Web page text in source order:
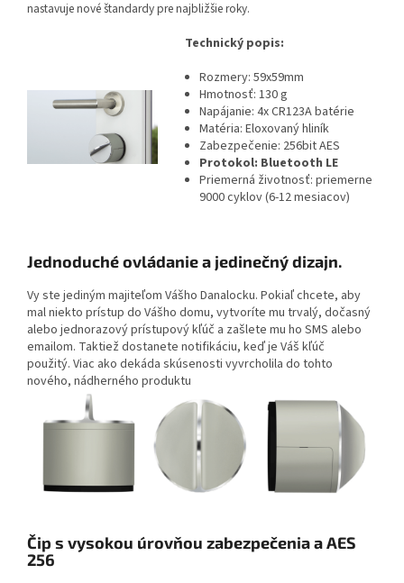
nastavuje nové štandardy pre najbližšie roky.
Technický popis:
Rozmery: 59x59mm
Hmotnosť: 130 g
Napájanie: 4x CR123A batérie
Matéria: Eloxovaný hliník
Zabezpečenie: 256bit AES
Protokol: Bluetooth LE
Priemerná životnosť: priemerne
9000 cyklov (6-12 mesiacov)
Jednoduché ovládanie a jedinečný dizajn.
Vy ste jediným majiteľom Vášho Danalocku. Pokiaľ chcete, aby
mal niekto prístup do Vášho domu, vytvoríte mu trvalý, dočasný
alebo jednorazový prístupový kľúč a zašlete mu ho SMS alebo
emailom. Taktiež dostanete notifikáciu, keď je Váš kľúč
použitý. Viac ako dekáda skúsenosti vyvrcholila do tohto
nového, nádherného produktu
Čip s vysokou úrovňou zabezpečenia a AES
256